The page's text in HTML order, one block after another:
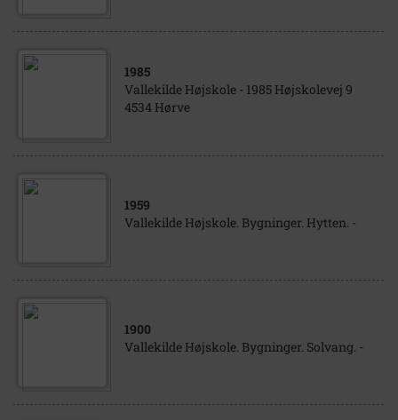
1985
Vallekilde Højskole - 1985 Højskolevej 9
4534 Hørve
1959
Vallekilde Højskole. Bygninger. Hytten. -
1900
Vallekilde Højskole. Bygninger. Solvang. -